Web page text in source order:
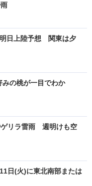
日上陸予想 関東は夕
の桃が一目でわか
ゲリラ雷雨 週明けも空
日(火)に東北南部または